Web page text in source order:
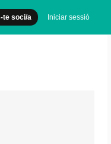
te soci/a Iniciar sessió